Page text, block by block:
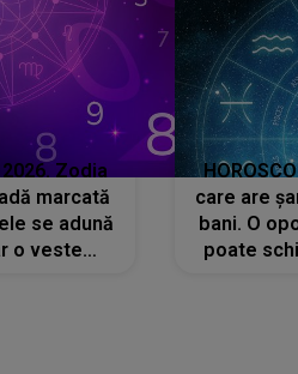
2026. Zodia
marcată
se adună
o veste
care are
bani. O
poate